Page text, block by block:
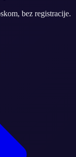
bez registracije.